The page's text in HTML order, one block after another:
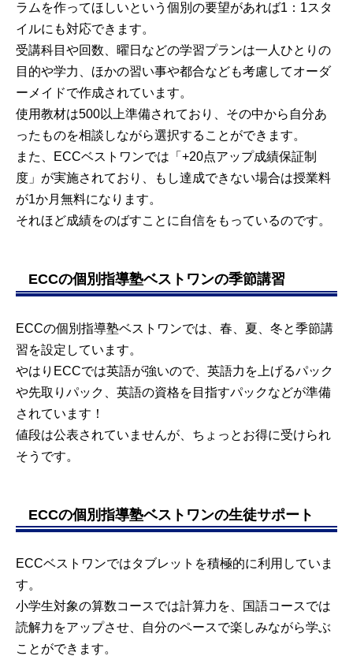
ラムを作ってほしいという個別の要望があれば1：1スタ
イルにも対応できます。
受講科目や回数、曜日などの学習プランは一人ひとりの
目的や学力、ほかの習い事や都合なども考慮してオーダ
ーメイドで作成されています。
使用教材は500以上準備されており、その中から自分あ
ったものを相談しながら選択することができます。
また、ECCベストワンでは「+20点アップ成績保証制
度」が実施されており、もし達成できない場合は授業料
が1か月無料になります。
それほど成績をのばすことに自信をもっているのです。
ECCの個別指導塾ベストワンの季節講習
ECCの個別指導塾ベストワンでは、春、夏、冬と季節講
習を設定しています。
やはりECCでは英語が強いので、英語力を上げるパック
や先取りパック、英語の資格を目指すパックなどが準備
されています！
値段は公表されていませんが、ちょっとお得に受けられ
そうです。
ECCの個別指導塾ベストワンの生徒サポート
ECCベストワンではタブレットを積極的に利用していま
す。
小学生対象の算数コースでは計算力を、国語コースでは
読解力をアップさせ、自分のペースで楽しみながら学ぶ
ことができます。